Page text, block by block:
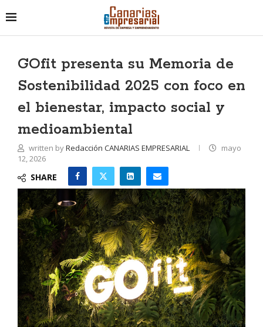
GOfit presenta su Memoria de
Sostenibilidad 2025 con foco en
el bienestar, impacto social y
medioambiental
written byRedacción CANARIAS EMPRESARIAL
mayo
12, 2026
SHARE